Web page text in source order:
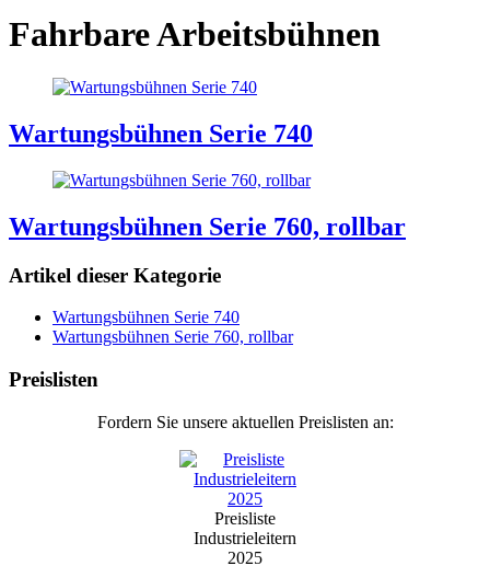
Fahrbare Arbeitsbühnen
Wartungsbühnen Serie 740
Wartungsbühnen Serie 760, rollbar
Artikel dieser Kategorie
Wartungsbühnen Serie 740
Wartungsbühnen Serie 760, rollbar
Preislisten
Fordern Sie unsere aktuellen Preislisten an:
Preisliste
Industrieleitern
2025